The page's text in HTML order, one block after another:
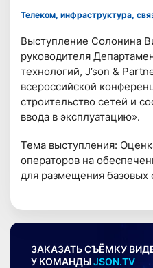
Телеком, инфраструктура,
Выступление Солонина
руководителя
технологий, J’son &
всероссийской
строительство сетей и
ввода в эксплуатацию».
Тема выступления:
операторов на
для размещения базовых
ЗАКАЗАТЬ СЪЁМКУ
У КОМАНДЫJSON.TV